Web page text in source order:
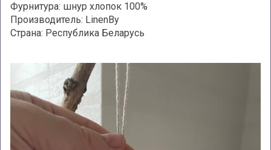
Фурнитура: шнур хлопок 100%
Производитель: LinenBy
Страна: Республика Беларусь